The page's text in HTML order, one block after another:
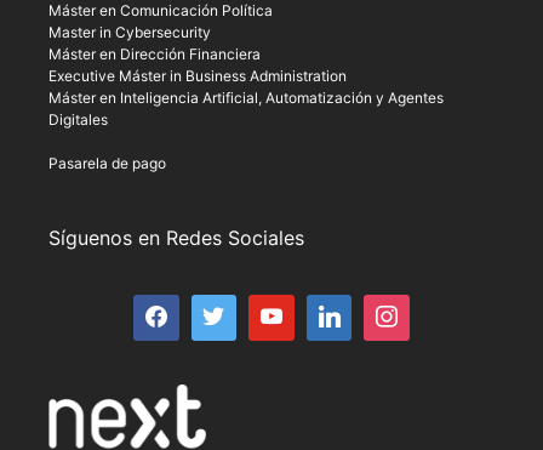
Máster en Comunicación Política
Master in Cybersecurity
Máster en Dirección Financiera
Executive Máster in Business Administration
Máster en Inteligencia Artificial, Automatización y Agentes
Digitales
Pasarela de pago
Síguenos en Redes Sociales